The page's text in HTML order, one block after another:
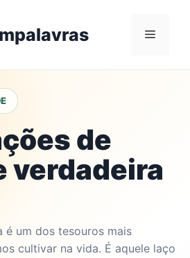
Menu
de
verdadeira
é um dos tesouros mais
cultivar na vida. É aquele laço